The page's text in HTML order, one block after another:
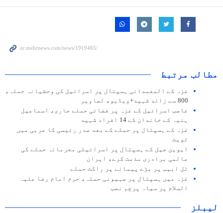
مطالب مرتبط
غزہ کے المعمدانی ہسپتال پر اسرائیل کی وحشیانہ حملہ،
800 سے زائد شہید+ویڈیو، تصاویر
غاصب اسرائیل کے غزہ پر فضائی حملے جاری، اسماعیل
ہنیہ کے خاندان کے 14 افراد شہید
غزہ کے ہسپتال پر حملے کے بعد صدر رئیسی کا عربی میں
ٹویٹ
ایوین جیل کے ہسپتال پر اسرائیلی مجرمانہ حملے کی
عالمی برادری مذمت کرے، ایران
تل ابیب پر بڑے پیمانے پر راکٹ حملے
غزہ میں ہسپتال پر صہیونی حملہ، حرم امام رضا علیہ
السلام پر سیاہ پرچم نصب
لیبلز